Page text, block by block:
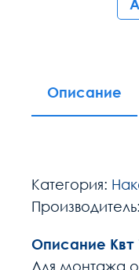
Описание
Категория:
Производитель:
Описание Квт
Для монтажа